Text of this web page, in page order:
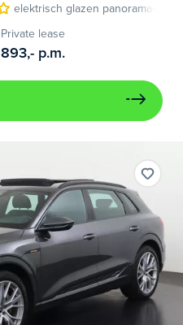
elektrisch glazen panorama-dak
Private lease
893,- p.m.